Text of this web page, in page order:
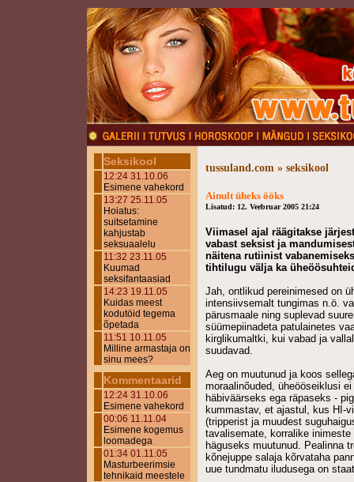
Seksikool
12:24 31.10.06
Esimene vahekord
13:27 25.11.05
Hoiatus:
suitsetamine
kahjustab
seksuaalelu
11:32 23.11.05
Kuumad
seksifantaasiad
14:23 19.11.05
Kuidas meest
kodutöid tegema
õpetada
11:51 10.11.05
Milline armastaja on
sinu mees?
Kommentaarid
12:24 31.10.06
Esimene vahekord
00:06 11.11.04
Esimene kogemus
loomadega
01:34 01.11.05
Masturbeerimsie
tehnikaid meestele
tussuland.com » seksikool
Ainult üheks ööks
Lisatud: 12. Veebruar 2005 21:24
Viimasel ajal räägitakse
vabast seksist ja
näitena rutiinist
tihtilugu välja ka
Jah, ontlikud pereinimesed on
intensiivsemalt tungimas n.ö.
pärusmaale ning suplevad
süümepiinadeta patulainetes
kirglikumaltki, kui vabad ja
suudavad.
Aeg on muutunud ja koos
moraalinõuded, üheööseiklusi
häbiväärseks ega räpaseks -
kummastav, et ajastul, kus HI-
(tripperist ja muudest
tavalisemate, korralike
häguseks muutunud. Pealinna
kõnejuppe salaja kõrvataha
uue tundmatu iludusega on